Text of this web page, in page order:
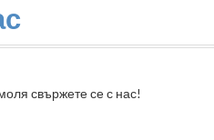
свържете се с нас!